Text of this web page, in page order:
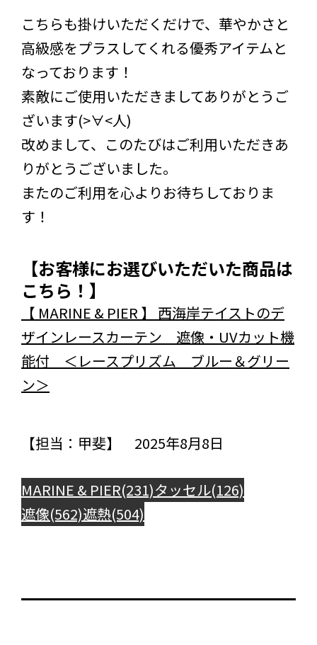
こちらも掛けいただくだけで、華やかさと
高級感をプラスしてくれる優秀アイテムと
なっております！
素敵にご使用いただきましてありがとうご
ざいます(>∀<人)
改めまして、このたびはご利用いただきあ
りがとうございました。
またのご利用を心よりお待ちしておりま
す！
【お客様にお選びいただいた商品は
こちら！】
【 MARINE & PIER 】 西海岸テイストのデ
ザインレースカーテン 遮像・UVカット機
能付 ＜レースプリズム ブルー＆グリー
ン＞
【担当：甲斐】 2025年8月8日
MARINE & PIER(231)タッセル(126)
遮像(562)遮熱(504)